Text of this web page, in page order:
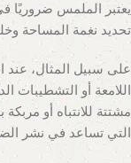
يعتبر الملمس ضروريًا
تحديد نغمة المساحة
على سبيل المثال، عند
اللامعة أو التشطيبات
مشتتة للانتباه أو
التي تساعد في نشر